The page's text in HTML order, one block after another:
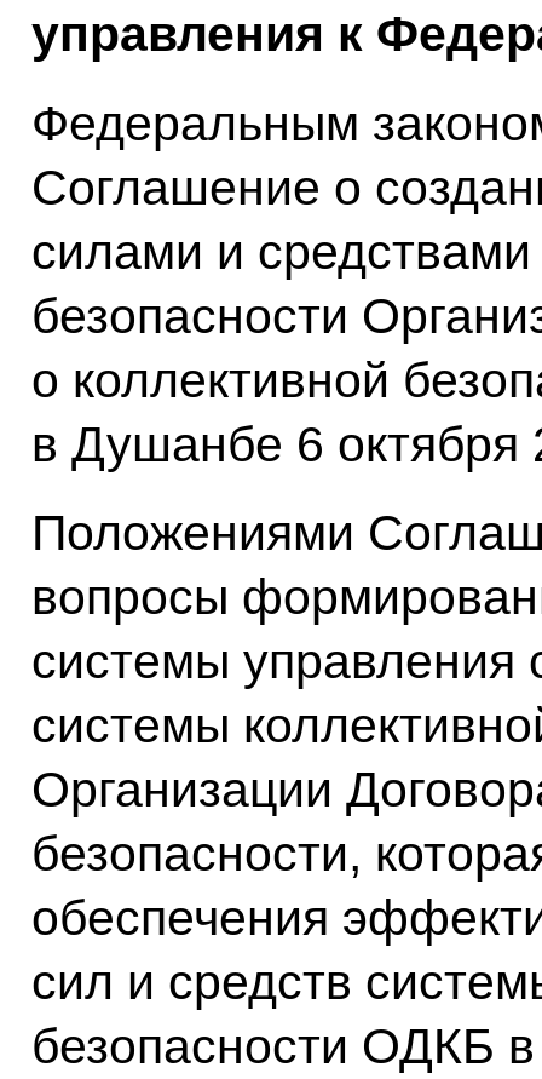
управления к
Федеральным
Соглашение о
силами и
безопасности
о коллективной
в Душанбе 6 октября
Положениями
вопросы
системы управления
системы
Организации
безопасности,
обеспечения
сил и средств
безопасности ОДКБ